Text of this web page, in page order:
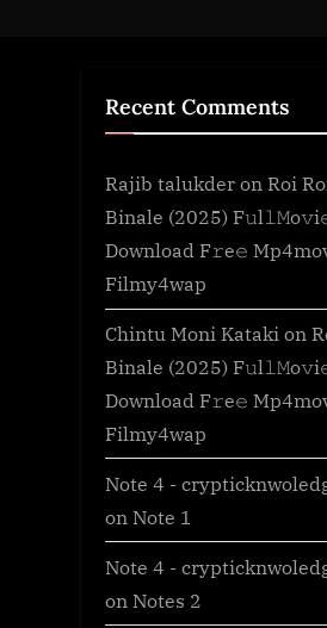
Recent Comments
Rajib talukderon Roi
Binale (2025)
Download F𝚛e𝚎
Filmy4wap
Chintu Moni Kataki on
Binale (2025)
Download F𝚛e𝚎
Filmy4wap
Note 4 -
on Note 1
Note 4 -
on Notes 2